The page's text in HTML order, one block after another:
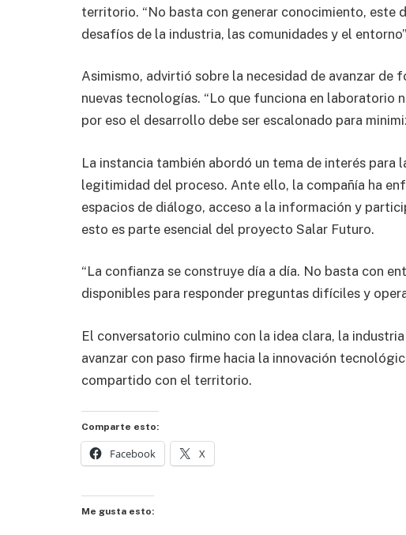
territorio. “No basta con generar conocimiento, este
desafíos de la industria, las comunidades y el
Asimismo, advirtió sobre la necesidad de avanzar de
nuevas tecnologías. “Lo que funciona en laboratorio
por eso el desarrollo debe ser escalonado para
La instancia también abordó un tema de interés para
legitimidad del proceso. Ante ello, la compañía ha
espacios de diálogo, acceso a la información y
esto es parte esencial del proyecto Salar Futuro.
“La confianza se construye día a día. No basta con
disponibles para responder preguntas difíciles y
El conversatorio culmino con la idea clara, la
avanzar con paso firme hacia la innovación
compartido con el territorio.
Comparte esto:
Facebook X
Me gusta esto: